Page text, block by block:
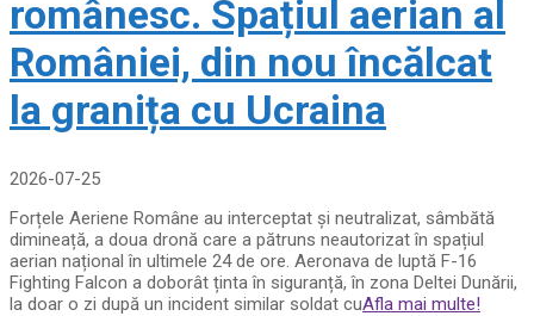
românesc. Spațiul aerian al
României, din nou încălcat
la granița cu Ucraina
2026-07-25
Forțele Aeriene Române au interceptat și neutralizat, sâmbătă
dimineață, a doua dronă care a pătruns neautorizat în spațiul
aerian național în ultimele 24 de ore. Aeronava de luptă F-16
Fighting Falcon a doborât ținta în siguranță, în zona Deltei Dunării,
la doar o zi după un incident similar soldat cuAfla mai multe!